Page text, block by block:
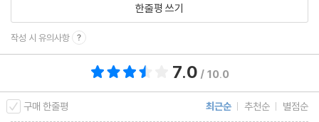
한줄평 쓰기
작성 시 유의사항
7.0 / 10.0
구매 한줄평 최근순 추천순 별점순